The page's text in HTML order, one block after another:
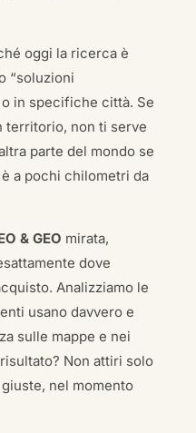
oggi la ricerca è
“soluzioni
in specifiche città. Se
territorio, non ti serve
parte del mondo se
a pochi chilometri da
& GEO mirata,
dove
Analizziamo le
usano davvero e
sulle mappe e nei
Non attiri solo
nel momento